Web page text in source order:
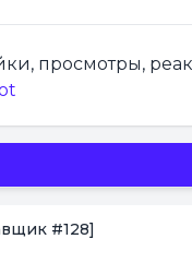
просмотры,
#128]